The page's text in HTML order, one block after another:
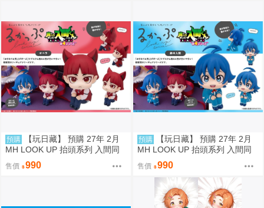
預購
【玩日藏】 預購 27年 2月
MH LOOK UP 抬頭系列 入間同
學入魔了 歐佩拉 抬頭公仔 代理
版
售價 990
預購
【玩日藏】 預購 27年 2月
MH LOOK UP 抬頭系列 入間同
學入魔了 鈴木入間 Iruma Suzuki
抬頭公仔 代理版
售價 990